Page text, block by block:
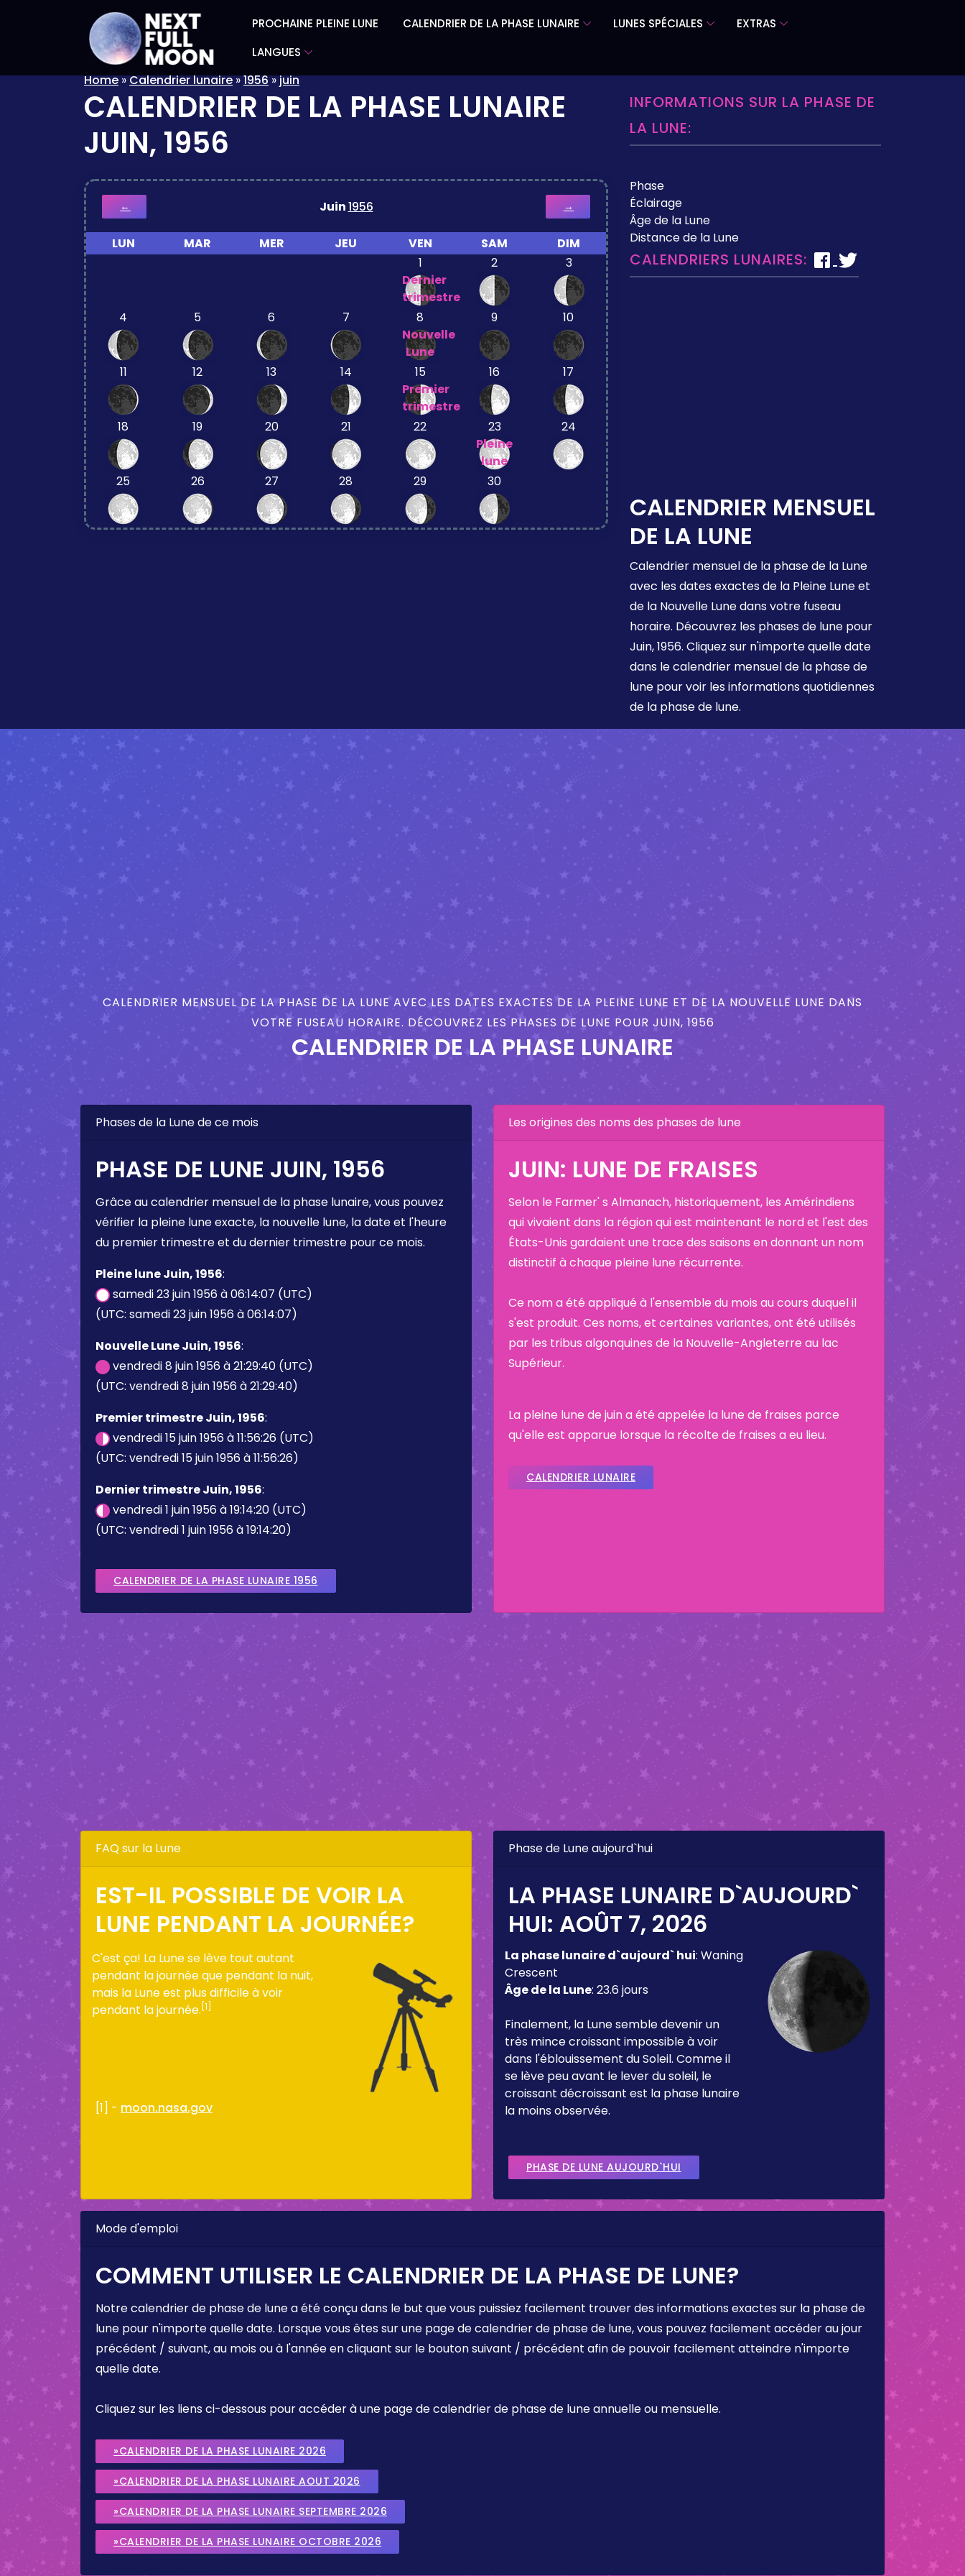
PROCHAINE PLEINE LUNE CALENDRIER DE LA PHASE LUNAIRE LUNES SPÉCIALES
EXTRAS
LANGUES
Home»Calendrier lunaire»1956»juin
CALENDRIER DE LA PHASE LUNAIRE
JUIN, 1956
← Juin1956 →
LUN MAR MER JEU VEN SAM
DIM
1
Dernier
trimestre
2 3
4 5 6 7
8
Nouvelle
Lune
9 10
11 12 13 14
15
Premier
trimestre
16 17
18 19 20 21 22
23
Pleine
lune
24
25 26 27 28 29 30
INFORMATIONS SUR LA PHASE DE
LA LUNE:
Phase
Éclairage
Âge de la Lune
Distance de la Lune
CALENDRIERS LUNAIRES:
CALENDRIER MENSUEL
DE LA LUNE
Calendrier mensuel de la phase de la Lune
avec les dates exactes de la Pleine Lune et
de la Nouvelle Lune dans votre fuseau
horaire. Découvrez les phases de lune pour
Juin, 1956. Cliquez sur n'importe quelle date
dans le calendrier mensuel de la phase de
lune pour voir les informations quotidiennes
de la phase de lune.
CALENDRIER MENSUEL DE LA PHASE DE LA LUNE AVEC LES DATES EXACTES DE LA PLEINE LUNE ET DE LA NOUVELLE LUNE DANS
VOTRE FUSEAU HORAIRE. DÉCOUVREZ LES PHASES DE LUNE POUR JUIN, 1956
CALENDRIER DE LA PHASE LUNAIRE
Phases de la Lune de ce mois
PHASE DE LUNE JUIN, 1956
Grâce au calendrier mensuel de la phase lunaire, vous pouvez
vérifier la pleine lune exacte, la nouvelle lune, la date et l'heure
du premier trimestre et du dernier trimestre pour ce mois.
Pleine lune Juin, 1956:
samedi 23 juin 1956 à 06:14:07 (UTC)
(UTC: samedi 23 juin 1956 à 06:14:07)
Nouvelle Lune Juin, 1956:
vendredi 8 juin 1956 à 21:29:40 (UTC)
(UTC: vendredi 8 juin 1956 à 21:29:40)
Premier trimestre Juin, 1956:
vendredi 15 juin 1956 à 11:56:26 (UTC)
(UTC: vendredi 15 juin 1956 à 11:56:26)
Dernier trimestre Juin, 1956:
vendredi 1 juin 1956 à 19:14:20 (UTC)
(UTC: vendredi 1 juin 1956 à 19:14:20)
CALENDRIER DE LA PHASE LUNAIRE 1956
Les origines des noms des phases de lune
JUIN: LUNE DE FRAISES
Selon le Farmer' s Almanach, historiquement, les Amérindiens
qui vivaient dans la région qui est maintenant le nord et l'est des
États-Unis gardaient une trace des saisons en donnant un nom
distinctif à chaque pleine lune récurrente.
Ce nom a été appliqué à l'ensemble du mois au cours duquel il
s'est produit. Ces noms, et certaines variantes, ont été utilisés
par les tribus algonquines de la Nouvelle-Angleterre au lac
Supérieur.
La pleine lune de juin a été appelée la lune de fraises parce
qu'elle est apparue lorsque la récolte de fraises a eu lieu.
CALENDRIER LUNAIRE
FAQ sur la Lune
EST-IL POSSIBLE DE VOIR LA
LUNE PENDANT LA JOURNÉE?
C'est ça! La Lune se lève tout autant
pendant la journée que pendant la nuit,
mais la Lune est plus difficile à voir
pendant la journée. [1]
[1] - moon.nasa.gov
Phase de Lune aujourd`hui
LA PHASE LUNAIRE D`AUJOURD`
HUI: AOÛT 7, 2026
La phase lunaire d`aujourd` hui: Waning
Crescent
Âge de la Lune: 23.6 jours
Finalement, la Lune semble devenir un
très mince croissant impossible à voir
dans l'éblouissement du Soleil. Comme il
se lève peu avant le lever du soleil, le
croissant décroissant est la phase lunaire
la moins observée.
PHASE DE LUNE AUJOURD`HUI
Mode d'emploi
COMMENT UTILISER LE CALENDRIER DE LA PHASE DE LUNE?
Notre calendrier de phase de lune a été conçu dans le but que vous puissiez facilement trouver des informations exactes sur la phase de
lune pour n'importe quelle date. Lorsque vous êtes sur une page de calendrier de phase de lune, vous pouvez facilement accéder au jour
précédent / suivant, au mois ou à l'année en cliquant sur le bouton suivant / précédent afin de pouvoir facilement atteindre n'importe
quelle date.
Cliquez sur les liens ci-dessous pour accéder à une page de calendrier de phase de lune annuelle ou mensuelle.
»CALENDRIER DE LA PHASE LUNAIRE 2026
»CALENDRIER DE LA PHASE LUNAIRE AOUT 2026
»CALENDRIER DE LA PHASE LUNAIRE SEPTEMBRE 2026
»CALENDRIER DE LA PHASE LUNAIRE OCTOBRE 2026